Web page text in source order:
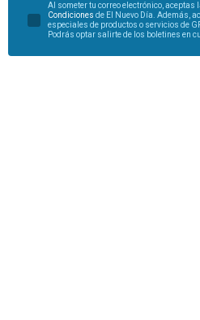
Al someter tu correo electrónico, aceptas
Condiciones de El Nuevo Día. Además,
especiales de productos o servicios de
Podrás optar salirte de los boletines en